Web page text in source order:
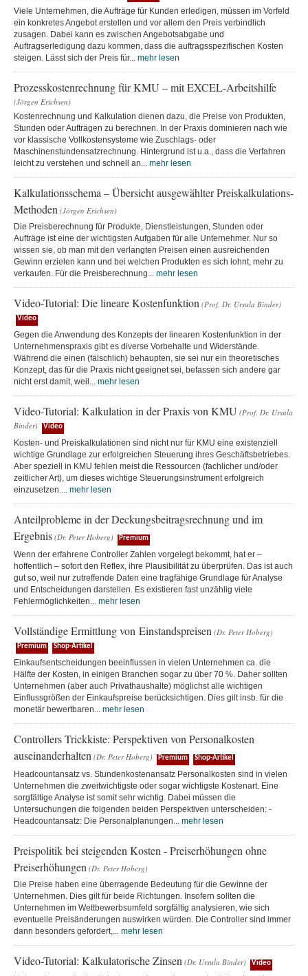
Viele Unternehmen, die Aufträge für Kunden erledigen, müssen im Vorfeld
ein konkretes Angebot erstellen und vor allem den Preis verbindlich
zusagen. Dabei kann es zwischen Angebotsabgabe und
Auftragserledigung dazu kommen, dass die auftragsspezifischen Kosten
steigen. Lässt sich der Preis für... mehr lesen
Prozesskostenrechnung für KMU – mit EXCEL-Arbeitshilfe
(Jörgen Erichsen)
Kostenrechnung und Kalkulation dienen dazu, die Preise von Produkten,
Stunden oder Aufträgen zu berechnen. In der Praxis dominieren nach wie
vor klassische Vollkostensysteme wie Zuschlags- oder
Maschinenstundensatzrechnung. Hintergrund ist u.a., dass die Verfahren
leicht zu verstehen und schnell an... mehr lesen
Kalkulationsschema – Übersicht ausgewählter Preiskalkulations-
Methoden (Jörgen Erichsen)
Die Preisberechnung für Produkte, Dienstleistungen, Stunden oder
Aufträge ist eine der wichtigsten Aufgaben für alle Unternehmer. Nur so
wissen sie, ob man mit den verlangten Preisen einen ausreichenden
Gewinn erzielen kann und bei welchen Produkten es sich lohnt, mehr zu
verkaufen. Für die Preisberechnung... mehr lesen
Video-Tutorial: Die lineare Kostenfunktion (Prof. Dr. Ursula Binder)
Video
Gegen die Anwendung des Konzepts der linearen Kostenfunktion in der
Unternehmenspraxis gibt es diverse Vorbehalte und Widerstände.
Während die einen (fälschlich) behaupten, sie sei nur ein theoretisches
Konzept, das für die Praxis nicht geeignet sei, befassen sich andere gar
nicht erst damit, weil... mehr lesen
Video-Tutorial: Kalkulation in der Praxis von KMU (Prof. Dr. Ursula
Binder)
Video
Kosten- und Preiskalkulationen sind nicht nur für KMU eine existenziell
wichtige Grundlage zur erfolgreichen Steuerung ihres Geschäftsbetriebes.
Aber speziell in KMU fehlen meist die Ressourcen (fachlicher und/oder
zeitlicher Art), um dieses wichtige Steuerungsinstrument erfolgreich
einzusetzen.... mehr lesen
Anteilprobleme in der Deckungsbeitragsrechnung und im
Ergebnis (Dr. Peter Hoberg) Premium
Wenn der erfahrene Controller Zahlen vorgelegt bekommt, hat er –
hoffentlich – sofort den Reflex, ihre Plausibilität zu überprüfen. Das ist auch
gut so, weil nur zutreffende Daten eine tragfähige Grundlage für Analyse
und Entscheidungen darstellen. Es existieren fast unzählig viele
Fehlermöglichkeiten... mehr lesen
Vollständige Ermittlung von Einstandspreisen (Dr. Peter Hoberg)
Premium Shop-Artikel
Einkaufsentscheidungen beeinflussen in vielen Unternehmen ca. die
Hälfte der Kosten, in einigen Branchen sogar zu über 70 %. Daher sollten
Unternehmen (aber auch Privathaushalte) möglichst alle wichtigen
Einflussgrößen der Einkaufspreise berücksichtigen. Dies gilt insb. für die
monetär bewertbaren... mehr lesen
Controllers Trickkiste: Perspektiven von Personalkosten
auseinanderhalten (Dr. Peter Hoberg) Premium Shop-Artikel
Headcountansatz vs. Stundenkostenansatz Personalkosten sind in vielen
Unternehmen die zweitwichtigste oder sogar wichtigste Kostenart. Eine
sorgfältige Analyse ist somit sehr wichtig. Dabei müssen die
Untersuchungen die folgenden beiden Perspektiven unterscheiden: -
Headcountansatz: Die Personalplanungen... mehr lesen
Preispolitik bei steigenden Kosten - Preiserhöhungen ohne
Preiserhöhungen (Dr. Peter Hoberg)
Die Preise haben eine überragende Bedeutung für die Gewinne der
Unternehmen. Dies gilt für beide Richtungen. Insofern sollten die
Unternehmen im Wettbewerbsumfeld sorgfältig analysieren, wie sich
eventuelle Preisänderungen auswirken würden. Die Controller sind immer
dann besonders gefordert,... mehr lesen
Video-Tutorial: Kalkulatorische Zinsen (Dr. Ursula Binder) Video